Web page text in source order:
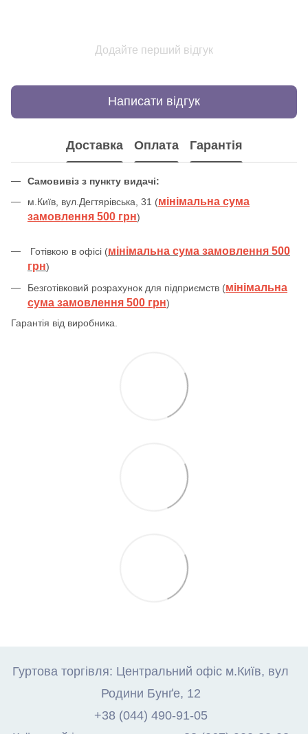
Додайте перший відгук
Написати відгук
Доставка Оплата Гарантія
Самовивіз з пункту видачі:
м.Київ, вул.Дегтярівська, 31 (мінімальна сума
замовлення 500 грн)
Готівкою в офісі (мінімальна сума замовлення 500
грн)
Безготівковий розрахунок для підприємств (мінімальна
сума замовлення 500 грн)
Гарантія від виробника.
Гуртова торгівля: Центральний офіс м.Київ, вул
Родини Бунґе, 12
+38 (044) 490-91-05